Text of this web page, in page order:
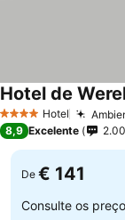
4 EstrelasHotel
Hotel de
8,9 Excelente
De € 141
Consulte os